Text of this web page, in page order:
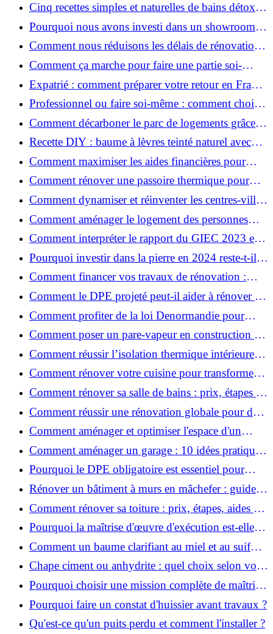
Cinq recettes simples et naturelles de bains détox
maison
Pourquoi nous avons investi dans un showroom-
atelier et ce que cela apporte aux clients
Comment nous réduisons les délais de rénovation à
3 mois au lieu de 6?
Comment ça marche pour faire une partie soi-
même et nous confier le reste ?
Expatrié : comment préparer votre retour en France
et rénover votre bien à distance ?
Professionnel ou faire soi-même : comment choisir
pour votre rénovation ?
Comment décarboner le parc de logements grâce à
la rénovation énergétique ?
Recette DIY : baume à lèvres teinté naturel avec
SPF
Comment maximiser les aides financières pour
votre rénovation ?
Comment rénover une passoire thermique pour
une maison durable ?
Comment dynamiser et réinventer les centres-villes
avec Action Cœur de Ville ?
Comment aménager le logement des personnes
âgées et obtenir des aides financières ?
Comment interpréter le rapport du GIEC 2023 et
en retenir l'essentiel ?
Pourquoi investir dans la pierre en 2024 reste-t-il
un choix sûr ?
Comment financer vos travaux de rénovation :
aides, prêts et solutions pratiques ?
Comment le DPE projeté peut-il aider à rénover et
valoriser votre bien ?
Comment profiter de la loi Denormandie pour
investir dans l'ancien et défiscaliser ?
Comment poser un pare-vapeur en construction et
rénovation : rôle et erreurs à éviter?
Comment réussir l’isolation thermique intérieure
pour une maison économe en énergie ?
Comment rénover votre cuisine pour transformer
votre espace de vie ?
Comment rénover sa salle de bains : prix, étapes et
astuces ?
Comment réussir une rénovation globale pour des
économies et un confort durables?
Comment aménager et optimiser l'espace d'un
studio : 10 astuces pratiques ?
Comment aménager un garage : 10 idées pratiques
et efficaces ?
Pourquoi le DPE obligatoire est essentiel pour
vendre ou louer un bien ?
Rénover un bâtiment à murs en mâchefer : guide
pratique et solutions
Comment rénover sa toiture : prix, étapes, aides et
réglementation ?
Pourquoi la maîtrise d'œuvre d'exécution est-elle
indispensable pour vos chantiers ?
Comment un baume clarifiant au miel et au suif
peut-il purifier la peau ?
Chape ciment ou anhydrite : quel choix selon votre
projet ?
Pourquoi choisir une mission complète de maîtrise
d’œuvre pour réussir vos projets?
Pourquoi faire un constat d'huissier avant travaux ?
Qu'est-ce qu'un puits perdu et comment l'installer ?